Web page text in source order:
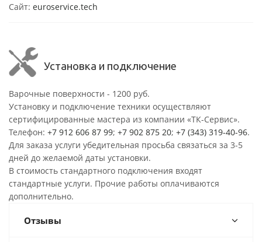
Сайт: euroservice.tech
Установка и подключение
Варочные поверхности - 1200 руб.
Установку и подключение техники осуществляют
сертифицированные мастера из компании «ТК-Сервис».
Телефон: +7 912 606 87 99; +7 902 875 20; +7 (343) 319-40-96.
Для заказа услуги убедительная просьба связаться за 3-5
дней до желаемой даты установки.
В стоимость стандартного подключения входят
стандартные услуги. Прочие работы оплачиваются
дополнительно.
Отзывы